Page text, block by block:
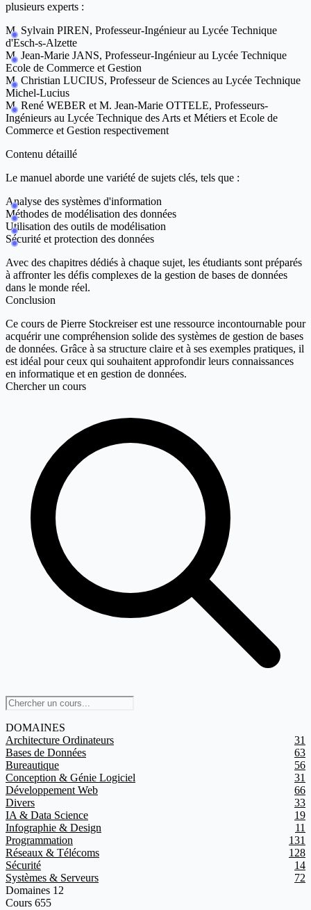
plusieurs experts :
M. Sylvain PIREN, Professeur-Ingénieur au Lycée Technique
d'Esch-s-Alzette
M. Jean-Marie JANS, Professeur-Ingénieur au Lycée Technique
Ecole de Commerce et Gestion
M. Christian LUCIUS, Professeur de Sciences au Lycée Technique
Michel-Lucius
M. René WEBER et M. Jean-Marie OTTELE, Professeurs-
Ingénieurs au Lycée Technique des Arts et Métiers et Ecole de
Commerce et Gestion respectivement
Contenu détaillé
Le manuel aborde une variété de sujets clés, tels que :
Analyse des systèmes d'information
Méthodes de modélisation des données
Utilisation des outils de modélisation
Sécurité et protection des données
Avec des chapitres dédiés à chaque sujet, les étudiants sont préparés
à affronter les défis complexes de la gestion de bases de données
dans le monde réel.
Conclusion
Ce cours de Pierre Stockreiser est une ressource incontournable pour
acquérir une compréhension solide des systèmes de gestion de bases
de données. Grâce à sa structure claire et à ses exemples pratiques, il
est idéal pour ceux qui souhaitent approfondir leurs connaissances
en informatique et en gestion de données.
Chercher un cours
DOMAINES
Architecture Ordinateurs
31
Bases de Données
63
Bureautique
56
Conception & Génie Logiciel
31
Développement Web
66
Divers
33
IA & Data Science
19
Infographie & Design
11
Programmation
131
Réseaux & Télécoms
128
Sécurité
14
Systèmes & Serveurs
72
Domaines 12
Cours 655